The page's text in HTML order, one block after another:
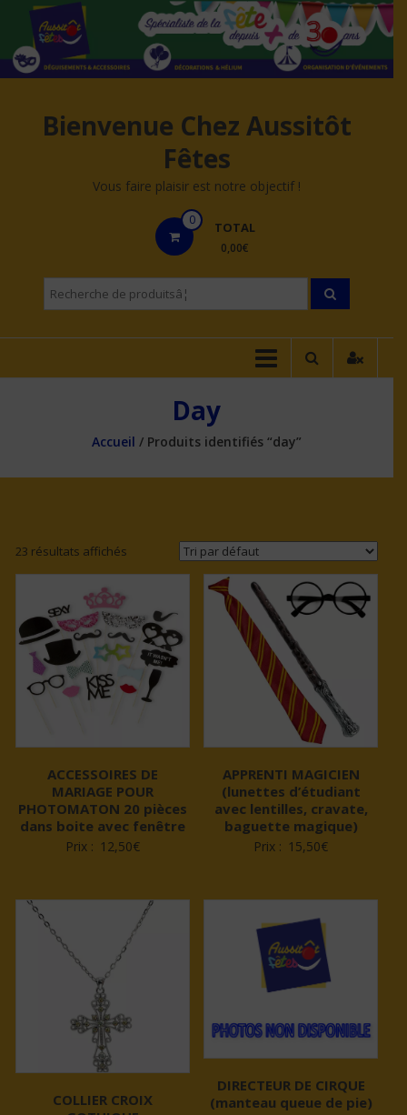
contenu
Bienvenue Chez Aussitôt
Fêtes
Vous faire plaisir est notre objectif !
0 TOTAL
0,00€
Recherche
pourÂ :
Day
Accueil / Produits identifiés “day”
23 résultats affichés
ACCESSOIRES DE
MARIAGE POUR
PHOTOMATON 20 pièces
dans boite avec fenêtre
Prix : 12,50€
APPRENTI MAGICIEN
(lunettes d’étudiant
avec lentilles, cravate,
baguette magique)
Prix : 15,50€
COLLIER CROIX
DIRECTEUR DE CIRQUE
(manteau queue de pie)